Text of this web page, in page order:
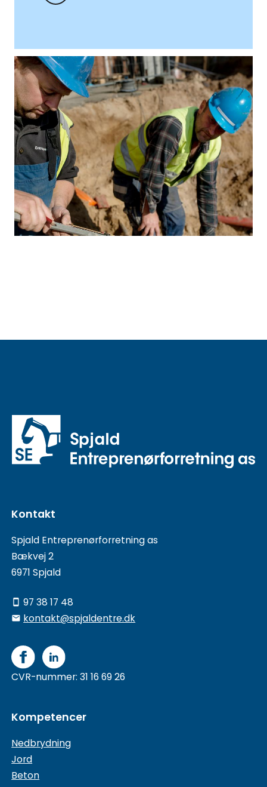
Kontakt
Spjald Entreprenørforretning as
Bækvej 2
6971 Spjald
smartphone97 38 17 48
email kontakt@spjaldentre.dk
CVR-nummer: 31 16 69 26
Kompetencer
Nedbrydning
Jord
Beton